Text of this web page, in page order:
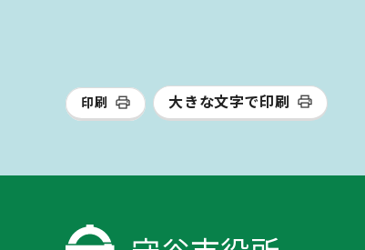
印刷 大きな文字で印刷